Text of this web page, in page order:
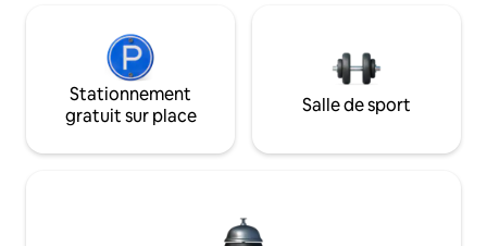
Stationnement
gratuit sur place
Salle de sport